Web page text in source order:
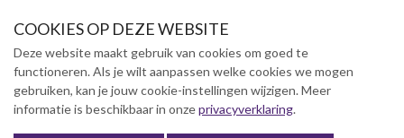
Over NVBK
NVBK Leden
COOKIES OP DEZE WEBSITE
Deze website maakt gebruik van cookies om goed te
functioneren. Als je wilt aanpassen welke cookies we mogen
gebruiken, kan je jouw cookie-instellingen wijzigen. Meer
informatie is beschikbaar in onzeprivacyverklaring.